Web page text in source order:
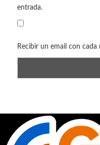
entrada.
Recibir un email con cada